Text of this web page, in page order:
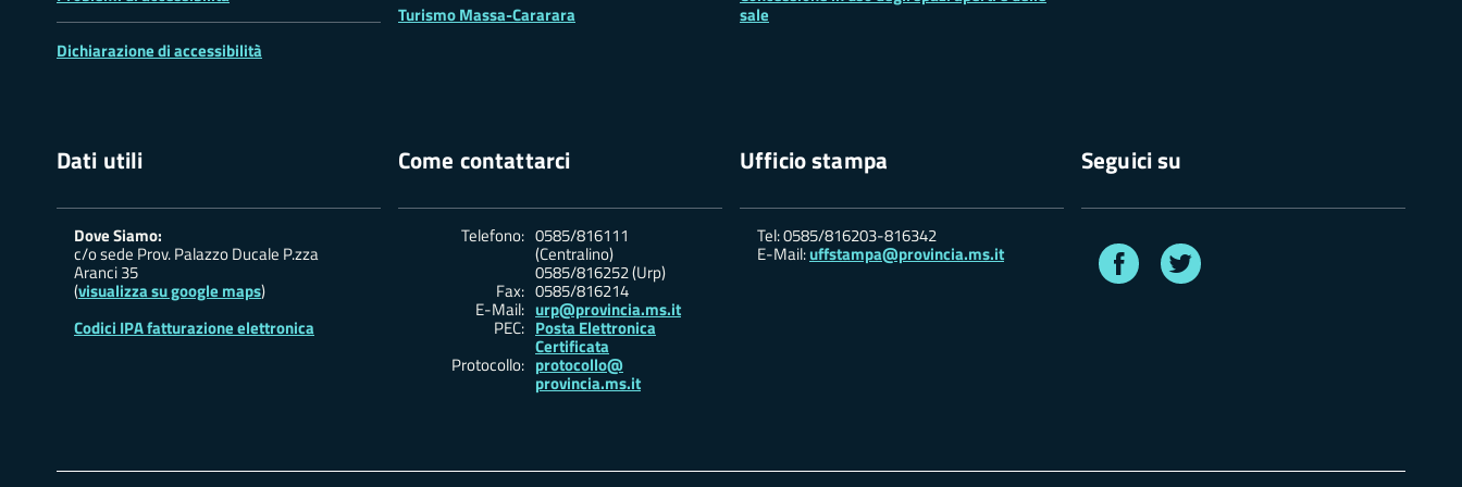
Dichiarazione di accessibilità
Turismo Massa-Cararara sale
Dati utili
Dove Siamo:
c/o sede Prov. Palazzo Ducale P.zza
Aranci 35
(visualizza su google maps)
Codici IPA fatturazione elettronica
Come contattarci
Telefono: 0585/816111
(Centralino)
0585/816252 (Urp)
Fax: 0585/816214
E-Mail: urp@provincia.ms.it
PEC: Posta Elettronica
Certificata
Protocollo: protocollo@
provincia.ms.it
Ufficio stampa
Tel: 0585/816203-816342
E-Mail:uffstampa@provincia.ms.it
Seguici su
Facebook